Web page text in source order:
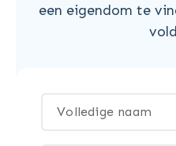
een eigendom te